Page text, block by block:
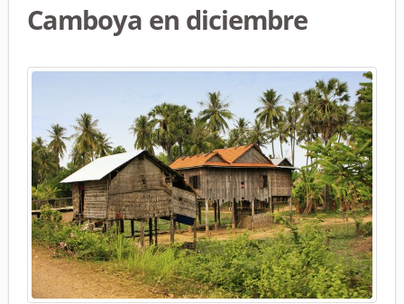
Camboya en diciembre